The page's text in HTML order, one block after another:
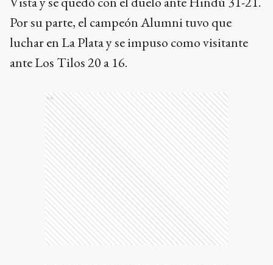
Por su parte, el campeón Alumni tuvo que
luchar en La Plata y se impuso como visitante
ante Los Tilos 20 a 16.
Ads